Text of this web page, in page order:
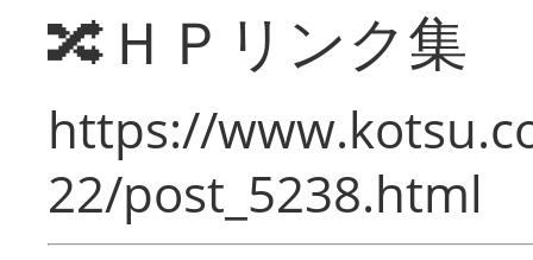
🔀ＨＰリンク集
https://
22/post_5238.html